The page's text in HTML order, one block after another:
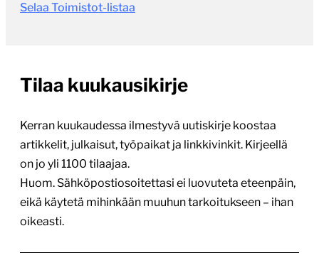
Selaa Toimistot-listaa
Tilaa kuukausikirje
Kerran kuukaudessa ilmestyvä uutiskirje koostaa
artikkelit, julkaisut, työpaikat ja linkkivinkit. Kirjeellä
on jo yli 1100 tilaajaa.
Huom. Sähköpostiosoitettasi ei luovuteta eteenpäin,
eikä käytetä mihinkään muuhun tarkoitukseen – ihan
oikeasti.